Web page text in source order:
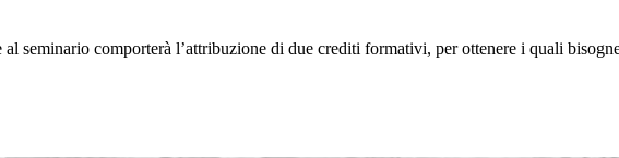
seminario comporterà l’attribuzione di due crediti formativi, per ottenere i quali